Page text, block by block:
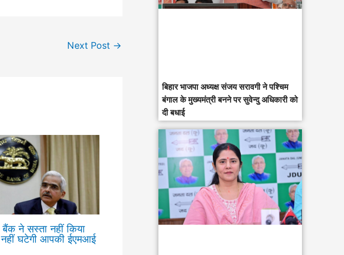
Next Post →
बैंक ने सस्ता नहीं किया
घटेगी आपकी ईएमआई
‎बिहार भाजपा अध्यक्ष संजय सरावगी ने पश्चिम
बंगाल के मुख्यमंत्री बनने पर सुवेन्दु अधिकारी को
दी बधाई